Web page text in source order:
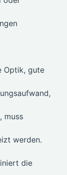
Optik, gute
muss
werden.
die